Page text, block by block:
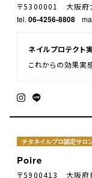
〒5300001 大阪府
tel. 06-4256-8808
ネイルプロテクト
これからの効果実
チタネイルプロ認定サロ
Poire
〒5900413 大阪府